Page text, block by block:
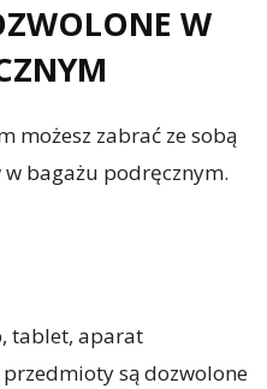
W
możesz zabrać ze sobą
bagażu podręcznym.
tablet, aparat
są dozwolone